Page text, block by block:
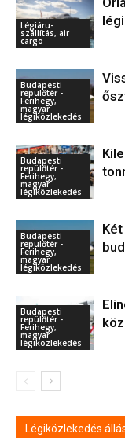
Légiáru-
szállítás, air
cargo
Budapesti
repülőtér -
Ferihegy,
magyar
légiközlekedés
Budapesti
repülőtér -
Ferihegy,
magyar
légiközlekedés
Budapesti
repülőtér -
Ferihegy,
magyar
légiközlekedés
Budapesti
repülőtér -
Ferihegy,
magyar
légiközlekedés
Légiközlekedés